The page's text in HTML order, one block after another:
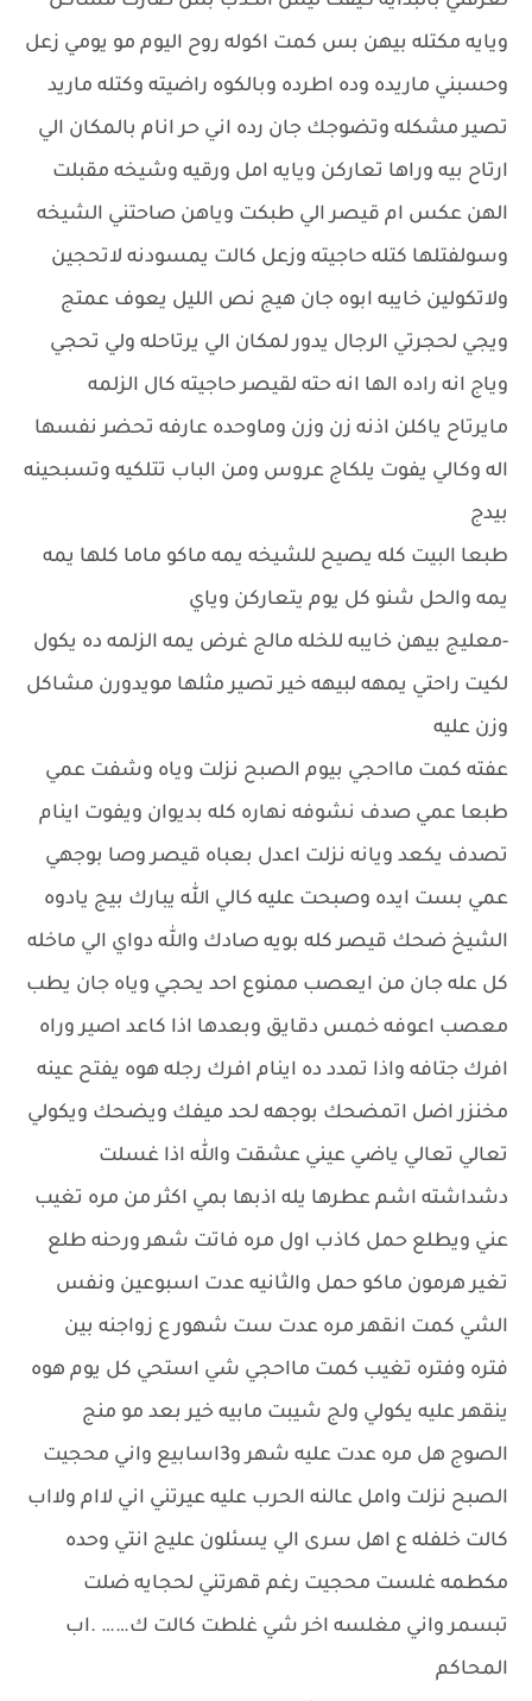
ويايه مكتله بيهن بس كمت اكوله روح اليوم مو يومي زعل
وحسبني ماريده وده اطرده وبالكوه راضيته وكتله ماريد
تصير مشكله وتضوجك جان رده اني حر انام بالمكان الي
ارتاح بيه وراها تعاركن ويايه امل ورقيه وشيخه مقبلت
الهن عكس ام قيصر الي طبكت وياهن صاحتني الشيخه
وسولفتلها كتله حاجيته وزعل كالت يمسودنه لاتحجين
ولاتكولين خايبه ابوه جان هيج نص الليل يعوف عمتج
ويجي لحجرتي الرجال يدور لمكان الي يرتاحله ولي تحجي
وياج انه راده الها انه حته لقيصر حاجيته كال الزلمه
مايرتاح ياكلن اذنه زن وزن وماوحده عارفه تحضر نفسها
اله وكالي يفوت يلكاج عروس ومن الباب تتلكيه وتسبحينه
بيدج
طبعا البيت كله يصيح للشيخه يمه ماكو ماما كلها يمه
يمه والحل شنو كل يوم يتعاركن وياي
-معليج بيهن خايبه للخله مالج غرض يمه الزلمه ده يكول
لكيت راحتي يمهه لبيهه خير تصير مثلها مويدورن مشاكل
وزن عليه
عفته كمت مااحجي بيوم الصبح نزلت وياه وشفت عمي
طبعا عمي صدف نشوفه نهاره كله بديوان ويفوت اينام
تصدف يكعد ويانه نزلت اعدل بعباه قيصر وصا بوجهي
عمي بست ايده وصبحت عليه كالي الله يبارك بيج يادوه
الشيخ ضحك قيصر كله بويه صادك والله دواي الي ماخله
كل عله جان من ايعصب ممنوع احد يحجي وياه جان يطب
معصب اعوفه خمس دقايق وبعدها اذا كاعد اصير وراه
افرك جتافه واذا تمدد ده اينام افرك رجله هوه يفتح عينه
مخنزر اضل اتمضحك بوجهه لحد ميفك ويضحك ويكولي
تعالي تعالي ياضي عيني عشقت والله اذا غسلت
دشداشته اشم عطرها يله اذبها بمي اكثر من مره تغيب
عني ويطلع حمل كاذب اول مره فاتت شهر ورحنه طلع
تغير هرمون ماكو حمل والثانيه عدت اسبوعين ونفس
الشي كمت انقهر مره عدت ست شهور ع زواجنه بين
فتره وفتره تغيب كمت مااحجي شي استحي كل يوم هوه
ينقهر عليه يكولي ولج شيبت مابيه خير بعد مو منج
الصوج هل مره عدت عليه شهر و3اسابيع واني محجيت
الصبح نزلت وامل عالنه الحرب عليه عيرتني اني لاام ولااب
كالت خلفله ع اهل سرى الي يسئلون عليج انتي وحده
مكطمه غلست محجيت رغم قهرتني لحجايه ضلت
تبسمر واني مغلسه اخر شي غلطت كالت ك…… .اب
المحاكم